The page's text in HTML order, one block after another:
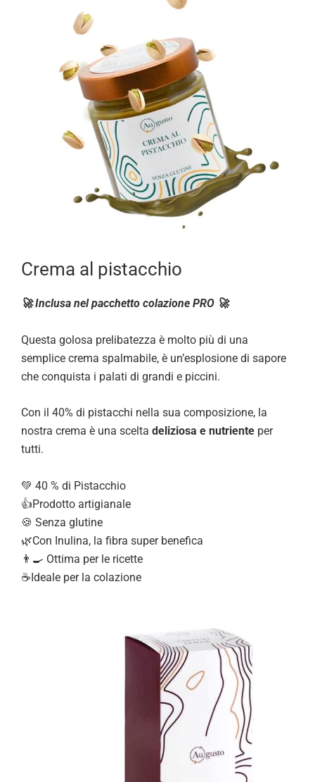
Crema al pistacchio
🚀 Inclusa nel pacchetto colazione PRO 🚀
Questa golosa prelibatezza è molto più di una
semplice crema spalmabile, è un’esplosione di sapore
che conquista i palati di grandi e piccini.
Con il 40% di pistacchi nella sua composizione, la
nostra crema è una scelta deliziosa e nutriente per
tutti.
💚 40 % di Pistacchio
👍Prodotto artigianale
🍪 Senza glutine
🌿Con Inulina, la fibra super benefica
👨‍🍳 Ottima per le ricette
☕Ideale per la colazione